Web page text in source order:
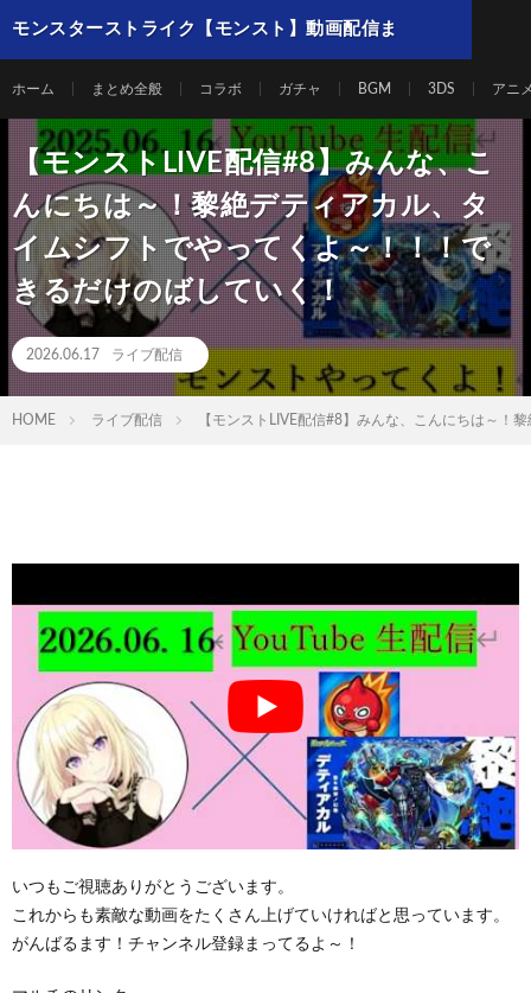
モンスターストライク【モンスト】動画配信ま
ホーム まとめ全般 コラボ ガチャ BGM 3DS アニ
【モンストLIVE配信#8】みんな、こ
んにちは～！黎絶デティアカル、タ
イムシフトでやってくよ～！！！で
きるだけのばしていく！
2026.06.17 ライブ配信
HOME ライブ配信 【モンストLIVE配信#8】みんな、こんにちは～！
いつもご視聴ありがとうございます。
これからも素敵な動画をたくさん上げていければと思っています。
がんばるます！チャンネル登録まってるよ～！